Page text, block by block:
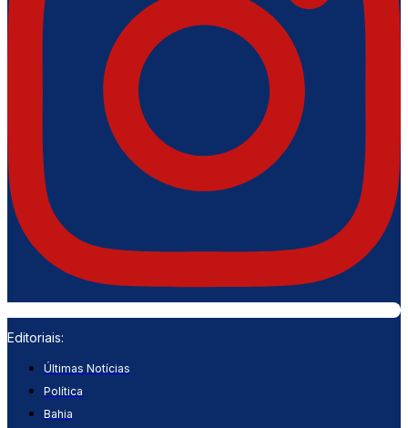
Editoriais:
Últimas Notícias
Política
Bahia